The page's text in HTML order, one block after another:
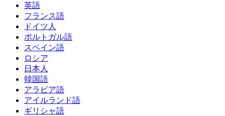
英語
フランス語
ドイツ人
ポルトガル語
スペイン語
ロシア
日本人
韓国語
アラビア語
アイルランド語
ギリシャ語